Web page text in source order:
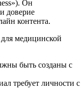
Он
доверие
контента.
медицинской
быть созданы с
требует личности с